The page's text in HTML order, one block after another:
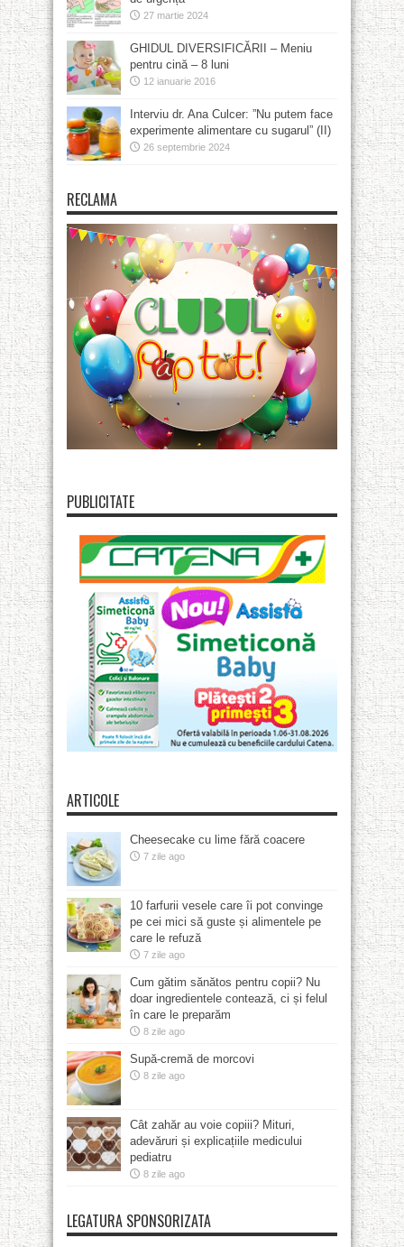
27 martie 2024
GHIDUL DIVERSIFICĂRII – Meniu
pentru cină – 8 luni
12 ianuarie 2016
Interviu dr. Ana Culcer: ”Nu putem face
experimente alimentare cu sugarul” (II)
26 septembrie 2024
RECLAMA
PUBLICITATE
ARTICOLE
Cheesecake cu lime fără coacere
7 zile ago
10 farfurii vesele care îi pot convinge
pe cei mici să guste și alimentele pe
care le refuză
7 zile ago
Cum gătim sănătos pentru copii? Nu
doar ingredientele contează, ci și felul
în care le preparăm
8 zile ago
Supă-cremă de morcovi
8 zile ago
Cât zahăr au voie copiii? Mituri,
adevăruri și explicațiile medicului
pediatru
8 zile ago
LEGATURA SPONSORIZATA